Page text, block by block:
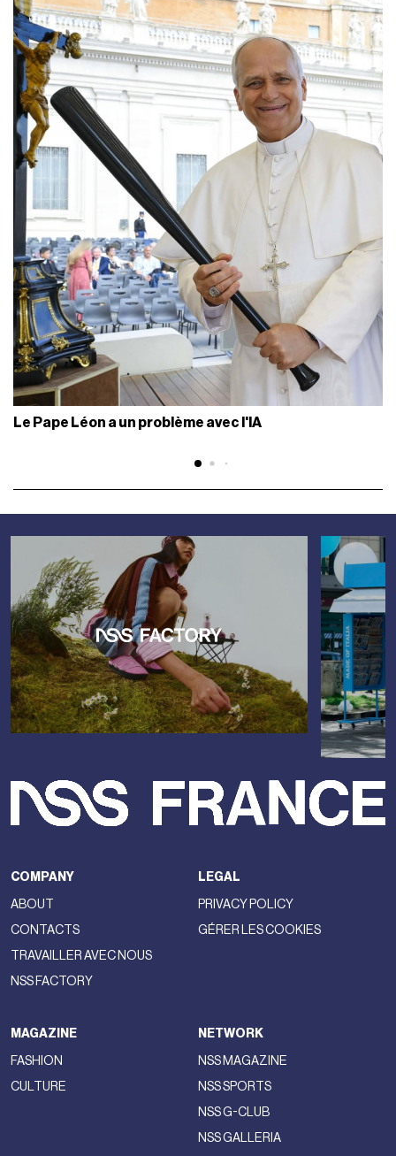
Le Pape Léon a un problème avec l'IA
COMPANY
ABOUT
CONTACTS
TRAVAILLER AVEC NOUS
NSS FACTORY
LEGAL
PRIVACY POLICY
GÉRER LES COOKIES
MAGAZINE
FASHION
CULTURE
NETWORK
NSS MAGAZINE
NSS SPORTS
NSS G-CLUB
NSS GALLERIA